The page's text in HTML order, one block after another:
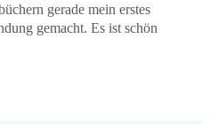
gerade mein erstes
gemacht. Es ist schön